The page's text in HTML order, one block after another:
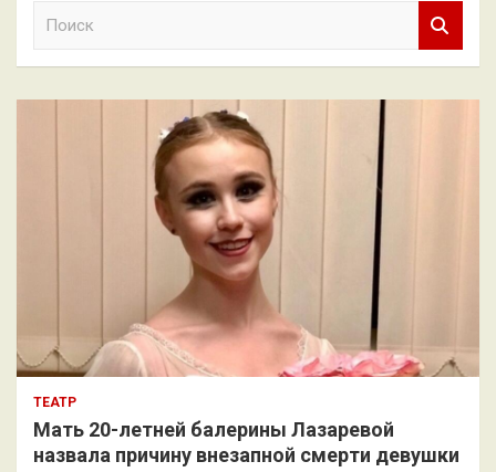
к
ТЕАТР
Мать 20-летней балерины Лазаревой
назвала причину внезапной смерти девушки